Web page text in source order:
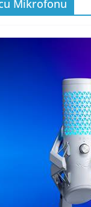
Mikrofonu